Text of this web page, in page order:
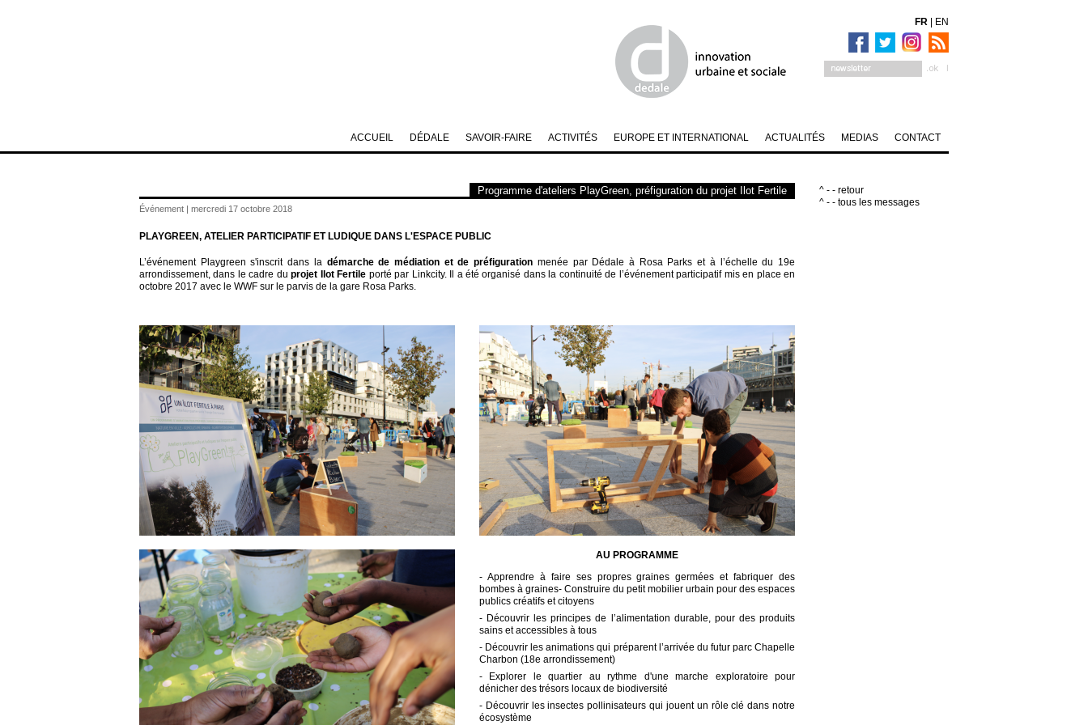
Programme d'ateliers PlayGreen, préfiguration du projet Ilot Fertile
Événement | mercredi 17 octobre 2018
PLAYGREEN, ATELIER PARTICIPATIF ET LUDIQUE DANS L'ESPACE PUBLIC
L’événement Playgreen s'inscrit dans la démarche de médiation et de préfiguration menée par Dédale à Rosa Parks et à l’échelle du 19e
arrondissement, dans le cadre duprojet Ilot Fertile porté par Linkcity. Il a été organisé dans la continuité de l’événement participatif mis en place en
octobre 2017 avec le WWF sur le parvis de la gare Rosa Parks.
AU PROGRAMME
- Apprendre à faire ses propres graines germées et fabriquer des
bombes à graines- Construire du petit mobilier urbain pour des espaces
publics créatifs et citoyens
- Découvrir les principes de l’alimentation durable, pour des produits
sains et accessibles à tous
- Découvrir les animations qui préparent l’arrivée du futur parc Chapelle
Charbon (18e arrondissement)
- Explorer le quartier au rythme d'une marche exploratoire pour
dénicher des trésors locaux de biodiversité
- Découvrir les insectes pollinisateurs qui jouent un rôle clé dans notre
écosystème
^ - - retour
^ - - tous les messages
CONTACT
MEDIAS
ACTUALITÉS
EUROPE ET INTERNATIONAL
ACTIVITÉS
SAVOIR-FAIRE
DÉDALE
ACCUEIL
FR EN